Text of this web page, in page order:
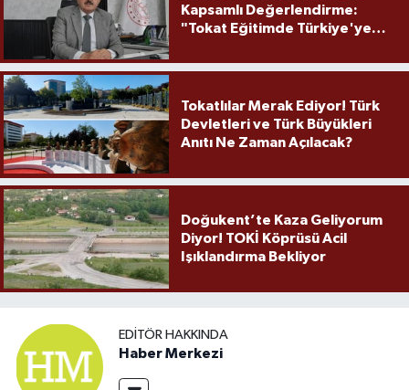
Kapsamlı Değerlendirme:
"Tokat Eğitimde Türkiye'ye
Tokatlılar Merak Ediyor! Türk
Devletleri ve Türk Büyükleri
Anıtı Ne Zaman Açılacak?
Doğukent’te Kaza Geliyorum
Diyor! TOKİ Köprüsü Acil
Işıklandırma Bekliyor
EDITÖR HAKKINDA
Haber Merkezi